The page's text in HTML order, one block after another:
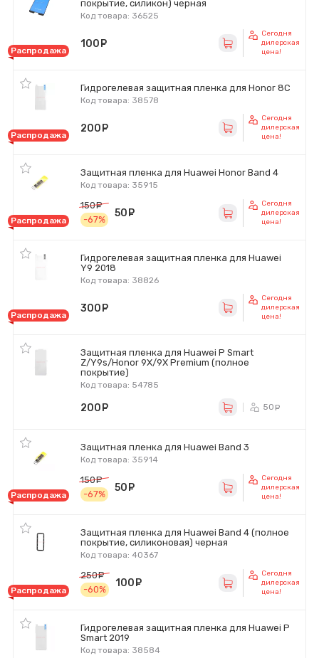
покрытие, силикон) черная
Код товара: 36525
Распродажа
100
Сегодня
дилерская
цена!
Гидрогелевая защитная пленка для Honor 8C
Код товара: 38578
Распродажа
200
Сегодня
дилерская
цена!
Защитная пленка для Huawei Honor Band 4
Код товара: 35915
Распродажа
150
-67%
50
Сегодня
дилерская
цена!
Гидрогелевая защитная пленка для Huawei
Y9 2018
Код товара: 38826
Распродажа
300
Сегодня
дилерская
цена!
Защитная пленка для Huawei P Smart
Z/Y9s/Honor 9X/9X Premium (полное
покрытие)
Код товара: 54785
200 50
Защитная пленка для Huawei Band 3
Код товара: 35914
Распродажа
150
-67%
50
Сегодня
дилерская
цена!
Защитная пленка для Huawei Band 4 (полное
покрытие, силиконовая) черная
Код товара: 40367
Распродажа
250
-60%
100
Сегодня
дилерская
цена!
Гидрогелевая защитная пленка для Huawei P
Smart 2019
Код товара: 38584